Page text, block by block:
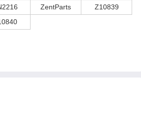
ZentParts
Z10839